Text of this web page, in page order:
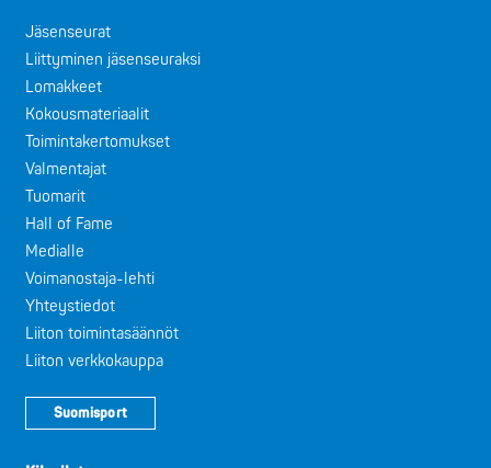
Jäsenseurat
Liittyminen jäsenseuraksi
Lomakkeet
Kokousmateriaalit
Toimintakertomukset
Valmentajat
Tuomarit
Hall of Fame
Medialle
Voimanostaja-lehti
Yhteystiedot
Liiton toimintasäännöt
Liiton verkkokauppa
Suomisport